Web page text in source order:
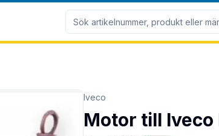
Iveco
Motor till Iveco